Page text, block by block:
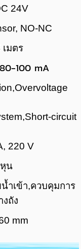
24V
NO-NC
เมตร
100 mA
Overvoltage
Short-circuit
220 V
น
ำเข้า,ควบคุมการ
งถัง
mm